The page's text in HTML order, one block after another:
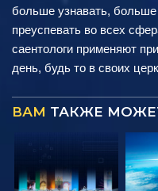
больше узнавать,
преуспевать во всех
саентологи применяют
день, будь то в своих
ВАМ ТАКЖЕ